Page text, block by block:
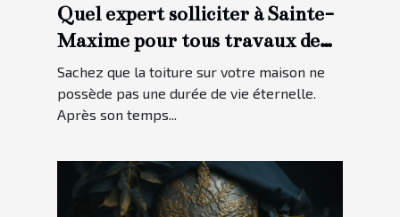
Quel expert solliciter à Sainte-
Maxime pour tous travaux de
toiture ?
Sachez que la toiture sur votre maison ne
possède pas une durée de vie éternelle.
Après son temps...